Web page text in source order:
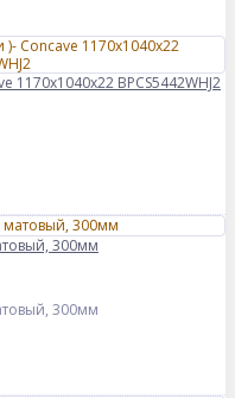
BPCS5442WHJ2
300мм
300мм